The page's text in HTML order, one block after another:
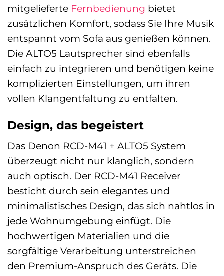
mitgelieferte Fernbedienung bietet
zusätzlichen Komfort, sodass Sie Ihre Musik
entspannt vom Sofa aus genießen können.
Die ALTO5 Lautsprecher sind ebenfalls
einfach zu integrieren und benötigen keine
komplizierten Einstellungen, um ihren
vollen Klangentfaltung zu entfalten.
Design, das begeistert
Das Denon RCD-M41 + ALTO5 System
überzeugt nicht nur klanglich, sondern
auch optisch. Der RCD-M41 Receiver
besticht durch sein elegantes und
minimalistisches Design, das sich nahtlos in
jede Wohnumgebung einfügt. Die
hochwertigen Materialien und die
sorgfältige Verarbeitung unterstreichen
den Premium-Anspruch des Geräts. Die